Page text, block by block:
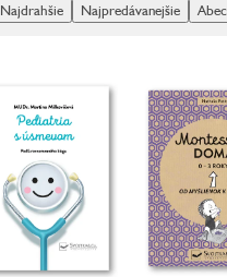
Najdrahšie Najpredávanejšie